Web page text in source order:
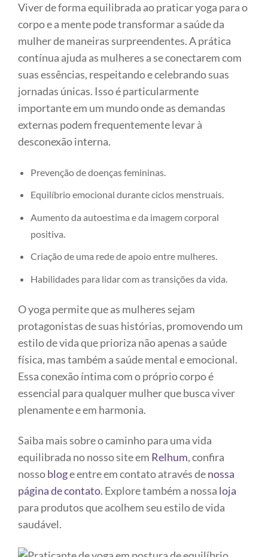
Viver de forma equilibrada ao praticar yoga para o
corpo e a mente pode transformar a saúde da
mulher de maneiras surpreendentes. A prática
contínua ajuda as mulheres a se conectarem com
suas essências, respeitando e celebrando suas
jornadas únicas. Isso é particularmente
importante em um mundo onde as demandas
externas podem frequentemente levar à
desconexão interna.
Prevenção de doenças femininas.
Equilíbrio emocional durante ciclos menstruais.
Aumento da autoestima e da imagem corporal
positiva.
Criação de uma rede de apoio entre mulheres.
Habilidades para lidar com as transições da vida.
O yoga permite que as mulheres sejam
protagonistas de suas histórias, promovendo um
estilo de vida que prioriza não apenas a saúde
física, mas também a saúde mental e emocional.
Essa conexão íntima com o próprio corpo é
essencial para qualquer mulher que busca viver
plenamente e em harmonia.
Saiba mais sobre o caminho para uma vida
equilibrada no nosso site em Relhum, confira
nossobloge entre em contato através denossa
página de contato. Explore também a nossa loja
para produtos que acolhem seu estilo de vida
saudável.